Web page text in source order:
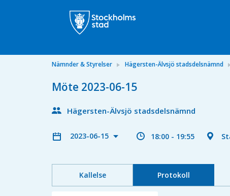
Nämnder & Styrelser Hägersten-Älvsjö stadsdelsnämnd
Möte 2023-06-15
Hägersten-Älvsjö stadsdelsnämnd
2023-06-15 18:00 - 19:55
Kallelse Protokoll